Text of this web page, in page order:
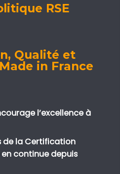
RSE
Qualité et
in France
l’excellence à
de la Certification
en continue depuis